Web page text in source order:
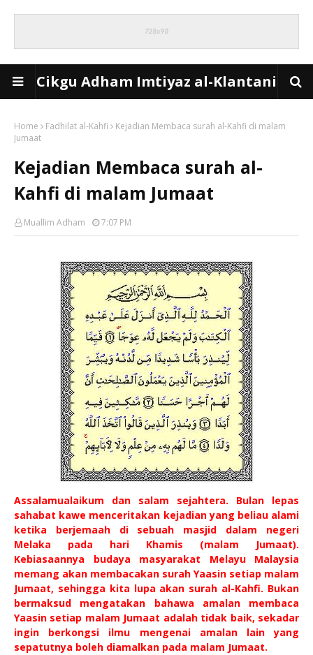
Cikgu Adham Imtiyaz al-Klantani
Home Fadhilat al-Kahfi
Kejadian Membaca surah al-Kahfi di malam
Jumaat
Kejadian Membaca surah al-
Kahfi di malam Jumaat
Muallim Adham 7:07 PM
Assalamualaikum dan salam sejahtera. Bulan lepas
sahabat kawe menceritakan kejadian yang beliau alami
ketika berjemaah di sebuah masjid dalam negeri
Melaka pada hari Khamis (malam Jumaat).
Kebiasaannya budaya masyarakat Melayu Malaysia
memang akan membacakan surah Yaasin setiap malam
Jumaat, sehingga kita lupa akan surah al-Kahfi. Bukan
bermaksud mengatakan bahawa amalan membaca
Yaasin setiap malam Jumaat adalah tidak baik, sekadar
ingin berkongsi ilmu mengenai amalan lain yang
sepatutnya boleh diamalkan pada malam Jumaat.